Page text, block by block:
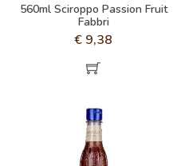
560ml Sciroppo Passion Fruit
Fabbri
€ 9,38